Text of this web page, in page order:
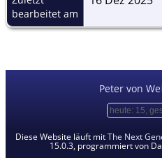
bearbeitet am
Peter von Wei
heute: 15,
Diese Website läuft mitThe Next
15.0.3, programmiert von